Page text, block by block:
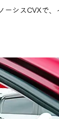
シスCVXで